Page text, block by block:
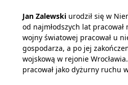
Jan Zalewski urodził się w
od najmłodszych lat
wojny światowej pracował u
gospodarza, a po jej
wojskową w rejonie
pracował jako dyżurny ruchu